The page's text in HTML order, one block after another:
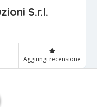
S.r.l.
Aggiungi recensione